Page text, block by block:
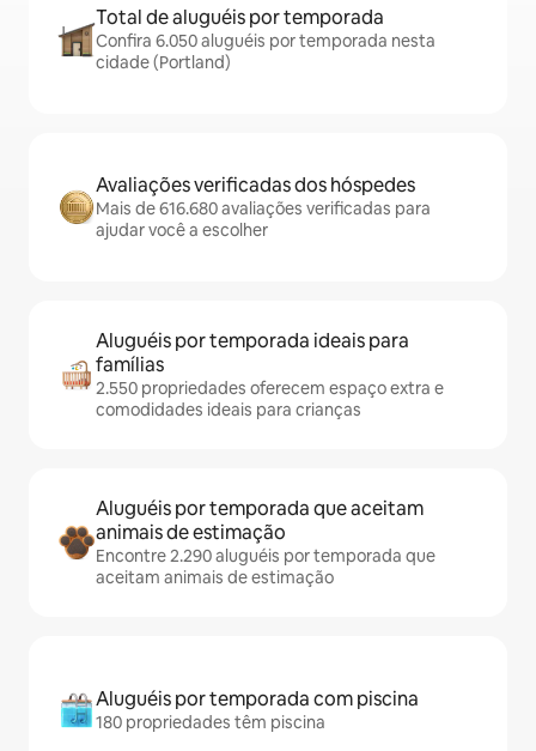
Total de aluguéis por temporada
Confira 6.050 aluguéis por temporada nesta
cidade (Portland)
Avaliações verificadas dos hóspedes
Mais de 616.680 avaliações verificadas para
ajudar você a escolher
Aluguéis por temporada ideais para
famílias
2.550 propriedades oferecem espaço extra e
comodidades ideais para crianças
Aluguéis por temporada que aceitam
animais de estimação
Encontre 2.290 aluguéis por temporada que
aceitam animais de estimação
Aluguéis por temporada com piscina
180 propriedades têm piscina